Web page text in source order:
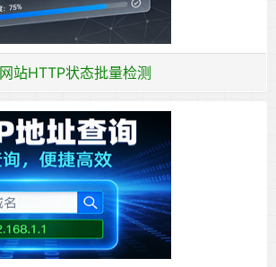
网站HTTP状态批量检测